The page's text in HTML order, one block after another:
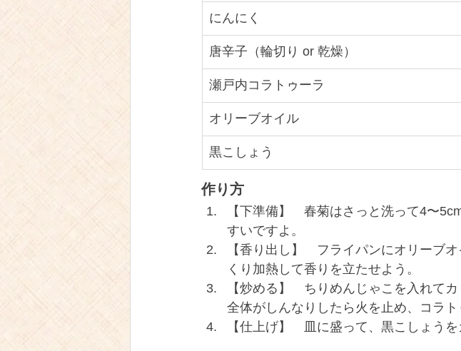
にんにく
唐辛子（輪切り or 乾燥）
瀬戸内コラトゥーラ
オリーブオイル
黒こしょう
作り方
【下準備】 春菊はさっと洗って4〜
すいですよ。
【香り出し】 フライパンにオリーブ
くり加熱して香りを立たせよう。
【炒める】 ちりめんじゃこを入れて
全体がしんなりしたら火を止め、コラト
【仕上げ】 皿に盛って、黒こしょう